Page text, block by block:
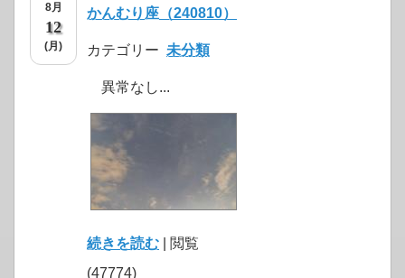
8月
12
(月)
かんむり座（240810）
カテゴリー 未分類
異常なし...
続きを読む | 閲覧
(47774)